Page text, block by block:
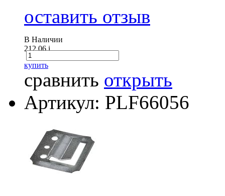
оставить отзыв
В Наличии
212.06i
купить
сравнить открыть
Артикул: PLF66056